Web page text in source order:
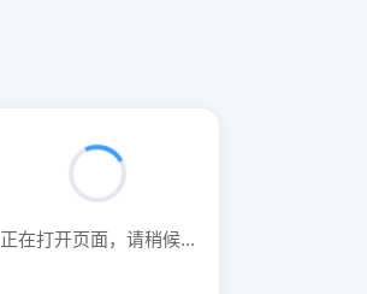
正在打开页面，请稍候...